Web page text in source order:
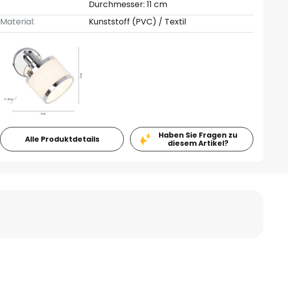
Durchmesser: 11 cm
Material:
Kunststoff (PVC) / Textil
Alle Produktdetails
Haben Sie Fragen zu
diesem Artikel?